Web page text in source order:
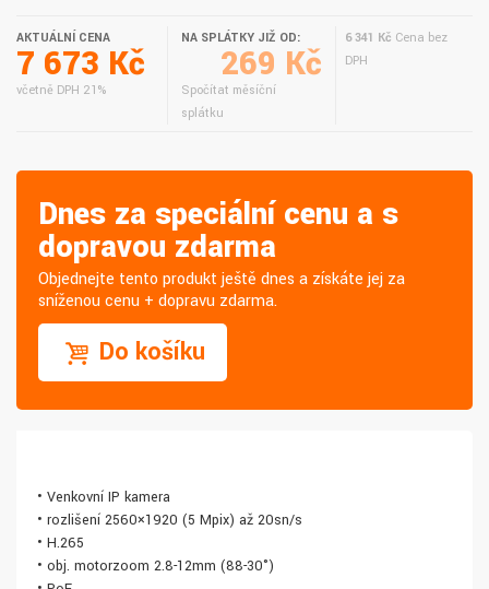
AKTUÁLNÍ CENA
7 673 Kč
včetně DPH 21%
NA SPLÁTKY JIŽ OD:
269 Kč
Spočítat měsíční
splátku
6 341 Kč Cena bez
DPH
Dnes za speciální cenu a s
dopravou zdarma
Objednejte tento produkt ještě dnes a získáte jej za
sníženou cenu + dopravu zdarma.
Do košíku
• Venkovní IP kamera
• rozlišení 2560×1920 (5 Mpix) až 20sn/s
• H.265
• obj. motorzoom 2.8-12mm (88-30°)